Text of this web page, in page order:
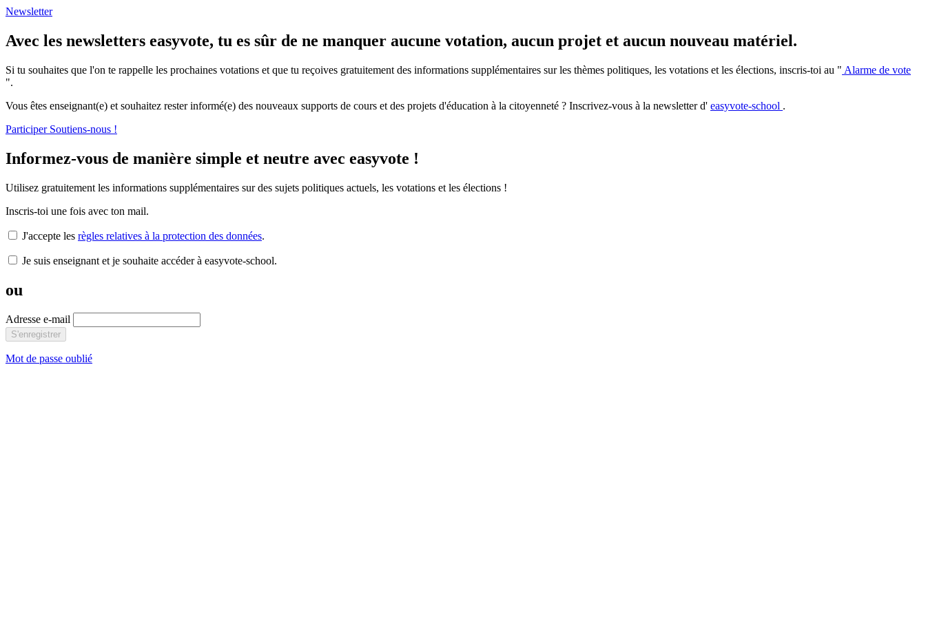
Newsletter
Avec les newsletters easyvote, tu es sûr de ne manquer aucune votation, aucun projet et aucun nouveau matériel.
Si tu souhaites que l'on te rappelle les prochaines votations et que tu reçoives gratuitement des informations supplémentaires sur les thèmes politiques, les votations et les élections, inscris-toi au " Alarme de vote
".
Vous êtes enseignant(e) et souhaitez rester informé(e) des nouveaux supports de cours et des projets d'éducation à la citoyenneté ? Inscrivez-vous à la newsletter d' easyvote-school .
Participer Soutiens-nous !
Informez-vous de manière simple et neutre avec easyvote !
Utilisez gratuitement les informations supplémentaires sur des sujets politiques actuels, les votations et les élections !
Inscris-toi une fois avec ton mail.
J'accepte les règles relatives à la protection des données.
Je suis enseignant et je souhaite accéder à easyvote-school.
ou
Adresse e-mail
S'enregistrer
Mot de passe oublié